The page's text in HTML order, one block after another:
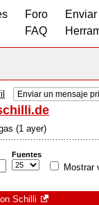
Foro
FAQ
Enviar un mensaje
(1 ayer)
Fuentes
Mostrar
Schilli